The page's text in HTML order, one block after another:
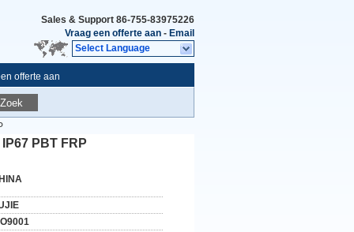
Sales & Support 86-755-83975226
Vraag een offerte aan - Email
Select Language
offerte aan
Zoek
PBT FRP